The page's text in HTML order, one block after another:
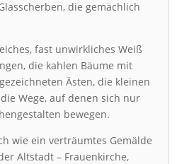
die gemächlich
fast unwirkliches Weiß
die kahlen Bäume mit
Ästen, die kleinen
Wege, auf denen sich nur
bewegen.
wie ein verträumtes Gemälde
Altstadt – Frauenkirche,